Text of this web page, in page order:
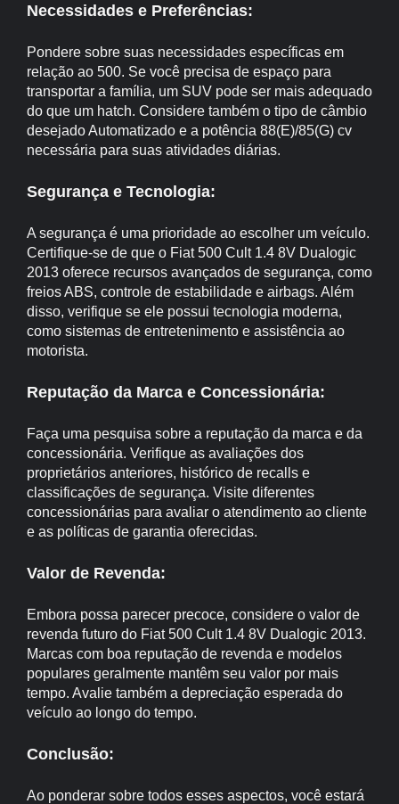
Necessidades e Preferências:
Pondere sobre suas necessidades específicas em
relação ao 500. Se você precisa de espaço para
transportar a família, um SUV pode ser mais adequado
do que um hatch. Considere também o tipo de câmbio
desejado Automatizado e a potência 88(E)/85(G) cv
necessária para suas atividades diárias.
Segurança e Tecnologia:
A segurança é uma prioridade ao escolher um veículo.
Certifique-se de que o Fiat 500 Cult 1.4 8V Dualogic
2013 oferece recursos avançados de segurança, como
freios ABS, controle de estabilidade e airbags. Além
disso, verifique se ele possui tecnologia moderna,
como sistemas de entretenimento e assistência ao
motorista.
Reputação da Marca e Concessionária:
Faça uma pesquisa sobre a reputação da marca e da
concessionária. Verifique as avaliações dos
proprietários anteriores, histórico de recalls e
classificações de segurança. Visite diferentes
concessionárias para avaliar o atendimento ao cliente
e as políticas de garantia oferecidas.
Valor de Revenda:
Embora possa parecer precoce, considere o valor de
revenda futuro do Fiat 500 Cult 1.4 8V Dualogic 2013.
Marcas com boa reputação de revenda e modelos
populares geralmente mantêm seu valor por mais
tempo. Avalie também a depreciação esperada do
veículo ao longo do tempo.
Conclusão:
Ao ponderar sobre todos esses aspectos, você estará